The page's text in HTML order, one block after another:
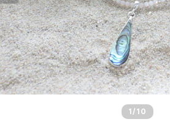
1 /10